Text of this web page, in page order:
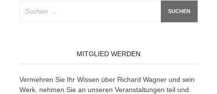
nach:
MITGLIED WERDEN
Ver­meh­ren Sie Ihr Wis­sen über Ri­chard Wag­ner und sein
Werk, neh­men Sie an un­se­ren Ver­an­stal­tun­gen teil und